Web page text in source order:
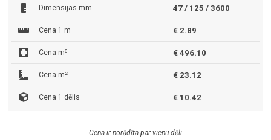
Dimensijas mm 47 / 125 / 3600
Cena 1 m € 2.89
Cena m³ € 496.10
Cena m² € 23.12
Cena 1 dēlis € 10.42
Cena ir norādīta par vienu dēli